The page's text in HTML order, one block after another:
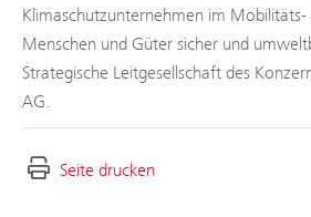
Klimaschutzunternehmen im Mobilitäts-
Menschen und Güter sicher und
Strategische Leitgesellschaft des
AG.
Seite drucken